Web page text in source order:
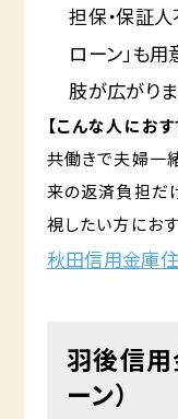
担保・保証
ローン」も
肢が広がりま
【こんな人におす
共働きで夫婦一
来の返済負担だ
視したい方にお
秋田信用金庫
羽後信用
ーン）